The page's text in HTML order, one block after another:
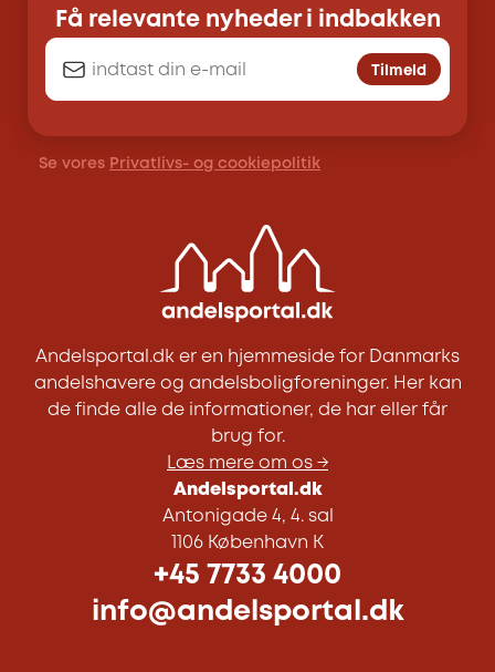
Få relevante nyheder i indbakken
Tilmeld
Se vores Privatlivs- og cookiepolitik
Andelsportal.dk er en hjemmeside for Danmarks
andelshavere og andelsboligforeninger. Her kan
de finde alle de informationer, de har eller får
brug for.
Læs mere om os →
Andelsportal.dk
Antonigade 4, 4. sal
1106 København K
+45 7733 4000
info@andelsportal.dk